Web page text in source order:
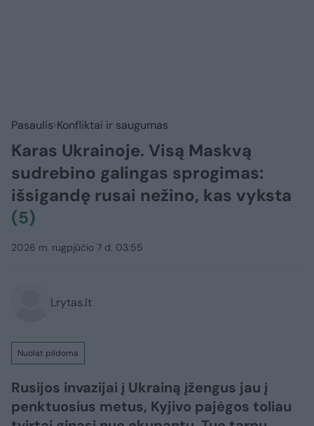
Pasaulis Konfliktai ir saugumas
Karas Ukrainoje. Visą Maskvą
sudrebino galingas sprogimas:
išsigandę rusai nežino, kas vyksta
(5)
2026 m. rugpjūčio 7 d. 03:55
Lrytas.lt
Nuolat pildoma
Rusijos invazijai į Ukrainą įžengus jau į
penktuosius metus, Kyjivo pajėgos toliau